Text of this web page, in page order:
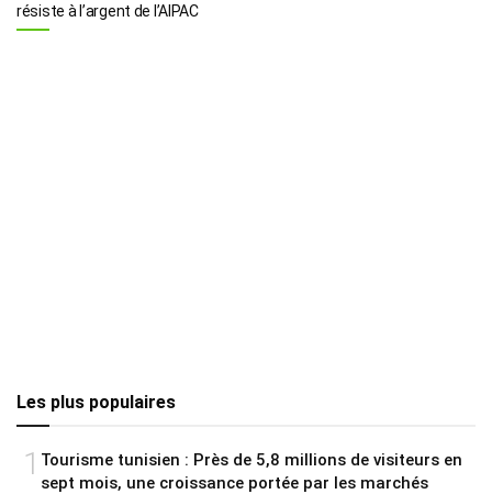
résiste à l’argent de l’AIPAC
Les plus populaires
1 Tourisme tunisien : Près de 5,8 millions de visiteurs en
sept mois, une croissance portée par les marchés